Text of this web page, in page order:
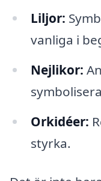
Liljor:
vanliga i
Nejlikor:
Orkidéer:
styrka.